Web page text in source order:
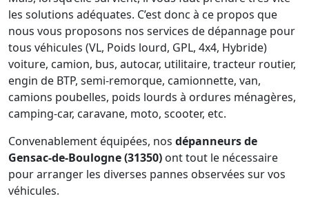
les solutions adéquates. C’est donc à ce propos que
nous vous proposons nos services de dépannage pour
tous véhicules (VL, Poids lourd, GPL, 4x4, Hybride)
voiture, camion, bus, autocar, utilitaire, tracteur routier,
engin de BTP, semi-remorque, camionnette, van,
camions poubelles, poids lourds à ordures ménagères,
camping-car, caravane, moto, scooter, etc.
Convenablement équipées, nos dépanneurs de
Gensac-de-Boulogne (31350) ont tout le nécessaire
pour arranger les diverses pannes observées sur vos
véhicules.